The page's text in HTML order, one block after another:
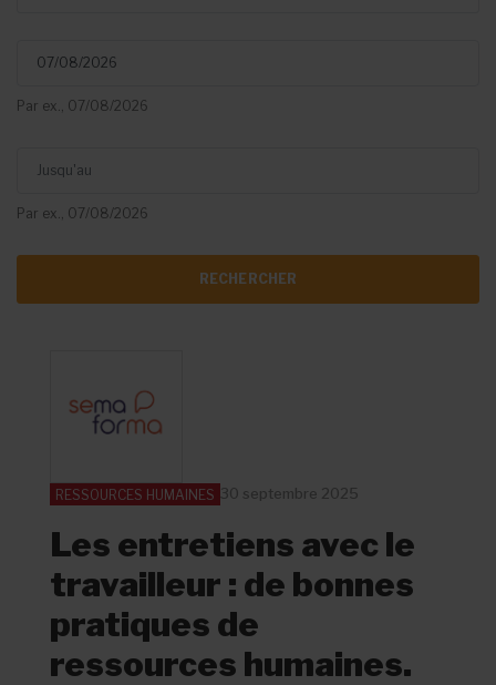
Par ex., 07/08/2026
Par ex., 07/08/2026
RESSOURCES HUMAINES 30 septembre 2025
Les entretiens avec le
travailleur : de bonnes
pratiques de
ressources humaines.